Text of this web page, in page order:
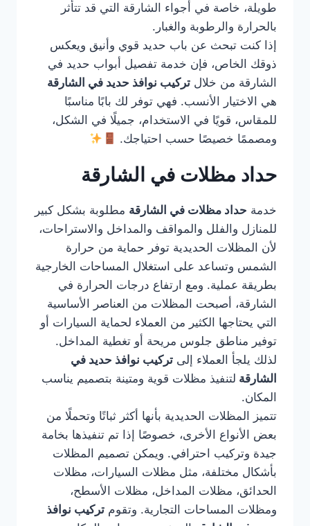
طويلة، خاصة في أجواء الشارقة التي قد تتأثر
بالحرارة والرطوبة والغبار.
إذا كنت تبحث عن باب حديد قوي وأنيق ويعكس
ذوقك الخاص، فإن خدمة تفصيل أبواب حديد في
الشارقة من خلال تركيب نوافذ حديد في الشارقة
هي الاختيار الأنسب. فهي توفر لك بابًا مناسبًا
للمقاس، قويًا في الاستخدام، جميلًا في الشكل،
ومصممًا خصيصًا حسب احتياجك.
حداد مظلات في الشارقة
خدمة حداد مظلات في الشارقة مطلوبة بشكل كبير
للمنازل والفلل والمواقف والمداخل والاستراحات،
لأن المظلات الحديدية توفر حماية من حرارة
الشمس وتساعد على استغلال المساحات الخارجية
بطريقة عملية. ومع ارتفاع درجات الحرارة في
الشارقة، أصبحت المظلات من العناصر الأساسية
التي يحتاجها الكثير من العملاء لحماية السيارات أو
توفير مناطق جلوس مريحة أو تغطية المداخل.
لذلك يلجأ العملاء إلى تركيب نوافذ حديد في
الشارقة لتنفيذ مظلات قوية ومتينة بتصميم يناسب
المكان.
تتميز المظلات الحديدية بأنها أكثر ثباتًا وتحملًا من
بعض الأنواع الأخرى، خصوصًا إذا تم تنفيذها بخامة
جيدة وتركيب احترافي. ويمكن تصميم المظلات
بأشكال مختلفة، مثل مظلات السيارات، مظلات
الحدائق، مظلات المداخل، مظلات الأسطح،
ومظلات المساحات التجارية. وتقوم تركيب نوافذ